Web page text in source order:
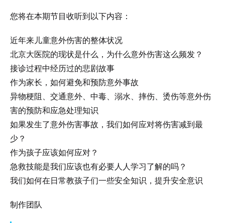
您将在本期节目收听到以下内容：
近年来儿童意外伤害的整体状况
北京大医院的现状是什么，为什么意外伤害这么频发？
接诊过程中经历过的悲剧故事
作为家长，如何避免和预防意外事故
异物梗阻、交通意外、中毒、溺水、摔伤、烫伤等意外伤
害的预防和应急处理知识
如果发生了意外伤害事故，我们如何应对将伤害减到最
少？
作为孩子应该如何应对？
急救技能是我们应该也有必要人人学习了解的吗？
我们如何在日常教孩子们一些安全知识，提升安全意识
制作团队